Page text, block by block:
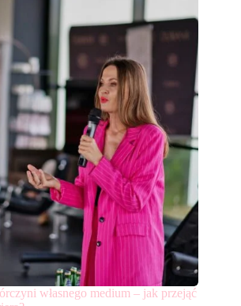
własnego medium – jak przejąć